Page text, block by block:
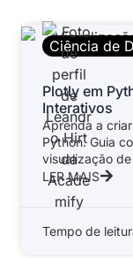
Ciência de
Plotly em
Interativos
Aprenda a
Python. Guia
visualização
LER MAIS
Tempo de